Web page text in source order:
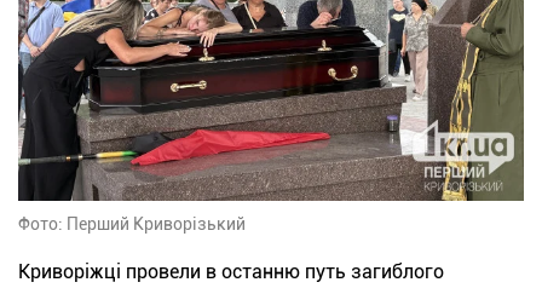
Фото: Перший Криворізький
Криворіжці провели в останню путь загиблого